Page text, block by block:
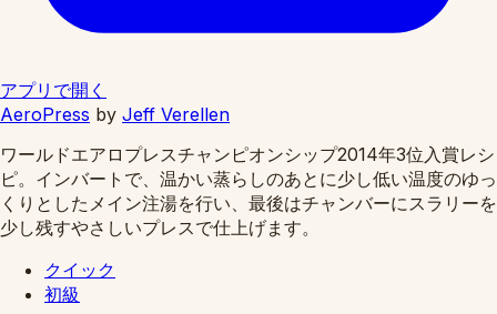
アプリで開く
AeroPress by Jeff Verellen
ワールドエアロプレスチャンピオンシップ2014年3位入賞レシ
ピ。インバートで、温かい蒸らしのあとに少し低い温度のゆっ
くりとしたメイン注湯を行い、最後はチャンバーにスラリーを
少し残すやさしいプレスで仕上げます。
クイック
初級